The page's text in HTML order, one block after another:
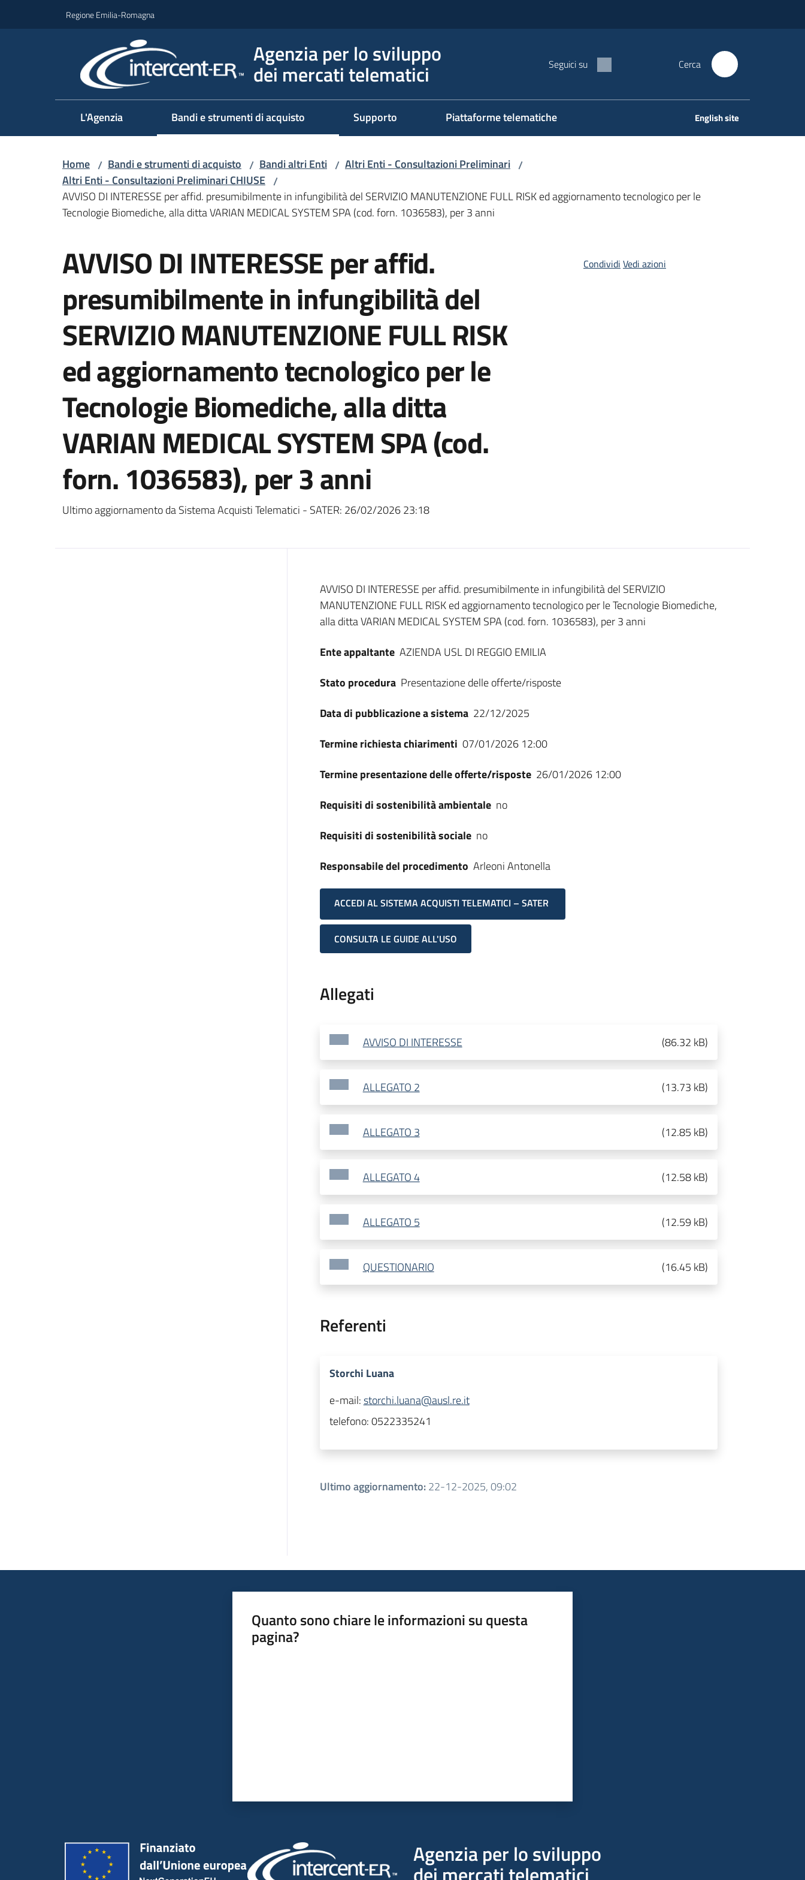
Regione Emilia-Romagna
Agenzia per lo sviluppo
dei mercati telematici Seguici su Cerca
L'Agenzia Bandi e strumenti di acquisto Supporto Piattaforme telematiche English site
Home / Bandi e strumenti di acquisto / Bandi altri Enti / Altri Enti - Consultazioni Preliminari /
Altri Enti - Consultazioni Preliminari CHIUSE /
AVVISO DI INTERESSE per affid. presumibilmente in infungibilità del SERVIZIO MANUTENZIONE FULL RISK ed aggiornamento tecnologico per le
Tecnologie Biomediche, alla ditta VARIAN MEDICAL SYSTEM SPA (cod. forn. 1036583), per 3 anni
AVVISO DI INTERESSE per affid.
presumibilmente in infungibilità del
SERVIZIO MANUTENZIONE FULL RISK
ed aggiornamento tecnologico per le
Tecnologie Biomediche, alla ditta
VARIAN MEDICAL SYSTEM SPA (cod.
forn. 1036583), per 3 anni
Ultimo aggiornamento da Sistema Acquisti Telematici - SATER: 26/02/2026 23:18
Condividi Vedi azioni
Dati del bando
AVVISO DI INTERESSE per affid. presumibilmente in infungibilità del SERVIZIO
MANUTENZIONE FULL RISK ed aggiornamento tecnologico per le Tecnologie Biomediche,
alla ditta VARIAN MEDICAL SYSTEM SPA (cod. forn. 1036583), per 3 anni
Ente appaltante AZIENDA USL DI REGGIO EMILIA
Stato procedura Presentazione delle offerte/risposte
Data di pubblicazione a sistema 22/12/2025
Termine richiesta chiarimenti 07/01/2026 12:00
Termine presentazione delle offerte/risposte 26/01/2026 12:00
Requisiti di sostenibilità ambientale no
Requisiti di sostenibilità sociale no
Responsabile del procedimento Arleoni Antonella
ACCEDI AL SISTEMA ACQUISTI TELEMATICI – SATER
CONSULTA LE GUIDE ALL'USO
Allegati
AVVISO DI INTERESSE (86.32 kB)
ALLEGATO 2 (13.73 kB)
ALLEGATO 3 (12.85 kB)
ALLEGATO 4 (12.58 kB)
ALLEGATO 5 (12.59 kB)
QUESTIONARIO (16.45 kB)
Referenti
Storchi Luana
e-mail:storchi.luana@ausl.re.it
telefono:0522335241
Ultimo aggiornamento:22-12-2025, 09:02
Quanto sono chiare le informazioni su questa
pagina?
Agenzia per lo sviluppo